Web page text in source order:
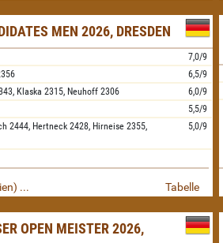
MEN 2026, DRESDEN
7,0/9
6,5/9
Klaska 2315, Neuhoff 2306
6,0/9
5,5/9
2444, Hertneck 2428, Hirneise 2355,
5,0/9
... Tabelle
OPEN MEISTER 2026,